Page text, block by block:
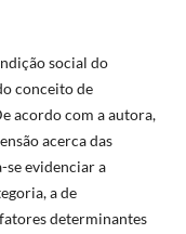
social do
conceito de
acordo com a autora,
acerca das
se evidenciar a
a de
determinantes